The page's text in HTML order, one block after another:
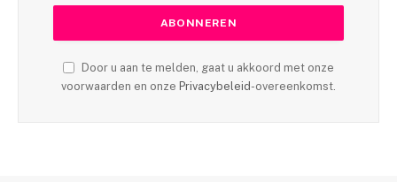
Door u aan te melden, gaat u akkoord met onze
voorwaarden en onze Privacybeleid-overeenkomst.